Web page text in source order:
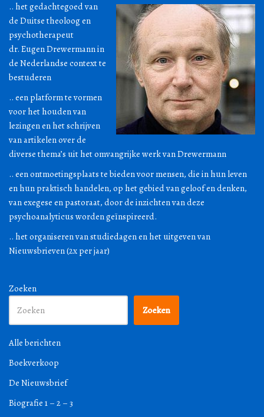
.. het gedachtegoed van
de Duitse theoloog en
psychotherapeut
dr. Eugen Drewermann in
de Nederlandse context te
bestuderen
.. een platform te vormen
voor het houden van
lezingen en het schrijven
van artikelen over de
diverse thema’s uit het omvangrijke werk van Drewermann
.. een ontmoetingsplaats te bieden voor mensen, die in hun leven
en hun praktisch handelen, op het gebied van geloof en denken,
van exegese en pastoraat, door de inzichten van deze
psychoanalyticus worden geïnspireerd.
.. het organiseren van studiedagen en het uitgeven van
Nieuwsbrieven (2x per jaar)
Zoeken
Zoeken
Alle berichten
Boekverkoop
De Nieuwsbrief
Biografie 1 – 2 – 3